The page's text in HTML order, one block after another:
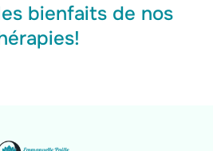
bienfaits de nos